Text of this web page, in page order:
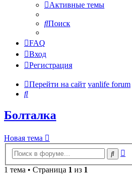
Активные темы
Поиск
FAQ
Вход
Регистрация
Перейти на сайт vanlife forum
Поиск
Болталка
Новая тема
Поиск
1 тема • Страница 1 из 1